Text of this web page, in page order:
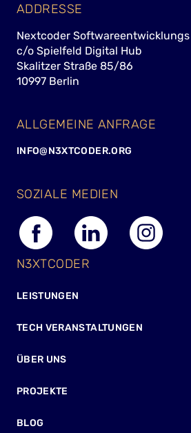
ADDRESSE
Nextcoder Softwareentwicklungs
c/o Spielfeld Digital Hub
Skalitzer Straße 85/86
10997 Berlin
ALLGEMEINE ANFRAGE
INFO@N3XTCODER.ORG
SOZIALE MEDIEN
N3XTCODER
LEISTUNGEN
TECH VERANSTALTUNGEN
ÜBER UNS
PROJEKTE
BLOG